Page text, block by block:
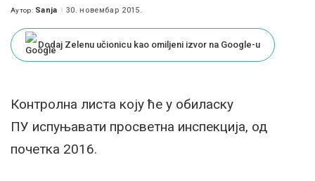
Posted
Аутор: Sanja 30. новембар 2015.
Dodaj Zelenu učionicu kao omiljeni izvor na Google-u
Контролна листа коју ће у обиласку
ПУ испуњавати просветна инспекција, од
почетка 2016.